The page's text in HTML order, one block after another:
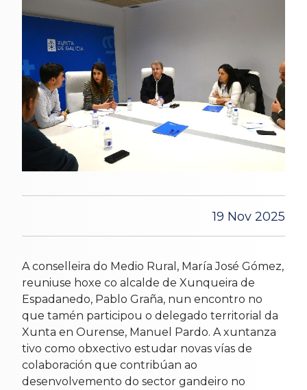
19 Nov 2025
A conselleira do Medio Rural, María José Gómez,
reuniuse hoxe co alcalde de Xunqueira de
Espadanedo, Pablo Graña, nun encontro no
que tamén participou o delegado territorial da
Xunta en Ourense, Manuel Pardo. A xuntanza
tivo como obxectivo estudar novas vías de
colaboración que contribúan ao
desenvolvemento do sector gandeiro no